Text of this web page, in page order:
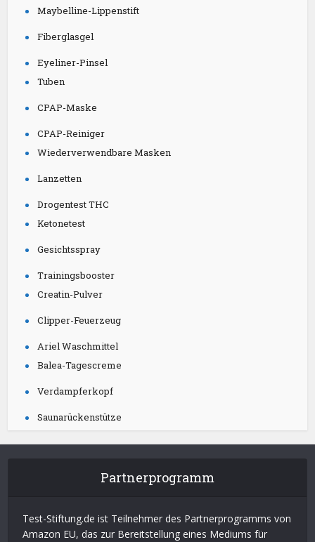
Maybelline-Lippenstift
Fiberglasgel
Eyeliner-Pinsel
Tuben
CPAP-Maske
CPAP-Reiniger
Wiederverwendbare Masken
Lanzetten
Drogentest THC
Ketonetest
Gesichtsspray
Trainingsbooster
Creatin-Pulver
Clipper-Feuerzeug
Ariel Waschmittel
Balea-Tagescreme
Verdampferkopf
Saunarückenstütze
Partnerprogramm
Test-Stiftung.de ist Teilnehmer des Partnerprogramms von
Amazon EU, das zur Bereitstellung eines Mediums für